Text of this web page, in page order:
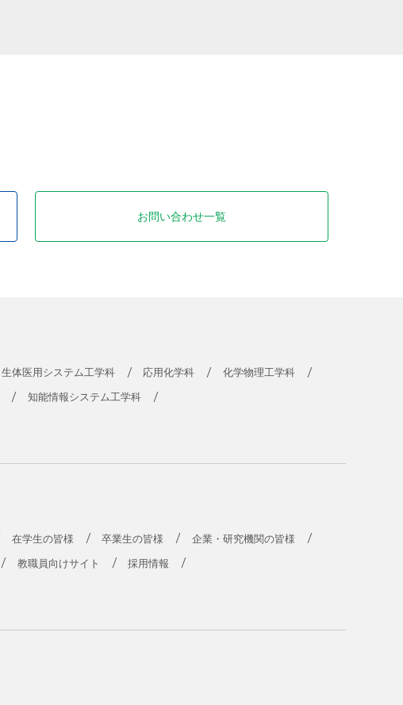
お問い合わせ一覧
生体医用システム工学科 応用化学科 化学物理工学科
知能情報システム工学科
在学生の皆様 卒業生の皆様 企業・研究機関の皆様
教職員向けサイト 採用情報